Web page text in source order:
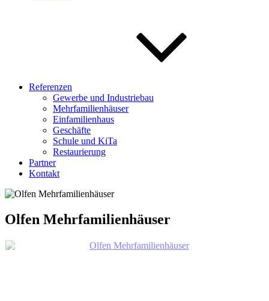
Referenzen
Gewerbe und Industriebau
Mehrfamilienhäuser
Einfamilienhaus
Geschäfte
Schule und KiTa
Restaurierung
Partner
Kontakt
Olfen Mehrfamilienhäuser